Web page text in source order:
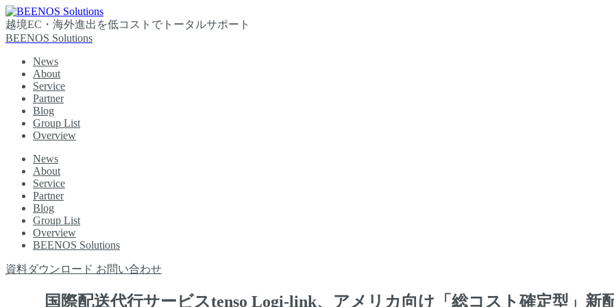
越境EC・海外進出を低コストでトータルサポート
BEENOS Solutions
News
About
Service
Partner
Blog
Group List
Overview
News
About
Service
Partner
Blog
Group List
Overview
BEENOS Solutions
資料ダウンロード お問い合わせ
国際配送代行サービスtenso Logi-link、アメリカ向け「総コスト確定型」新